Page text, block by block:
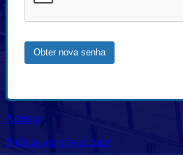
Acessar
Politicas de privacidade